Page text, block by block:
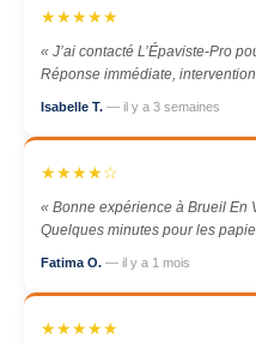
★★★★★
« J’ai contacté L’Épaviste-Pro
Réponse immédiate,
Isabelle T. — il y a 3 semaines
★★★★☆
« Bonne expérience à Brueil En
Quelques minutes pour les
Fatima O. — il y a 1 mois
★★★★★